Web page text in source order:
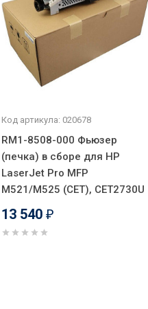
Код артикула: 020678
RM1-8508-000 Фьюзер
(печка) в сборе для HP
LaserJet Pro MFP
M521/M525 (CET), CET2730U
13 540 ₽